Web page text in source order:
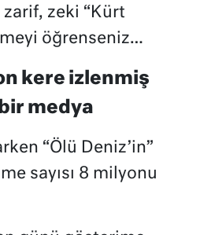
zeki “Kürt
öğrenseniz…
kere izlenmiş
medya
“Ölü Deniz’in”
sayısı 8 milyonu